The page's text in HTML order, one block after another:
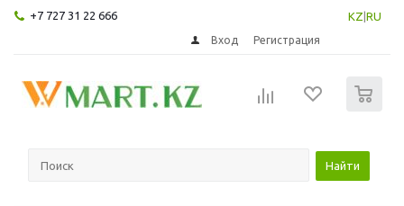
+7 727 31 22 666 KZ RU
Вход Регистрация
Найти